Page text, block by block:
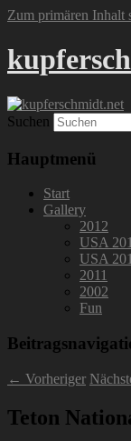
Zum primären Inhalt
Suchen
Hauptmenü
Start
Gallery
2012
USA
USA
2011
2002
Fun
← Vorheriger
Teton